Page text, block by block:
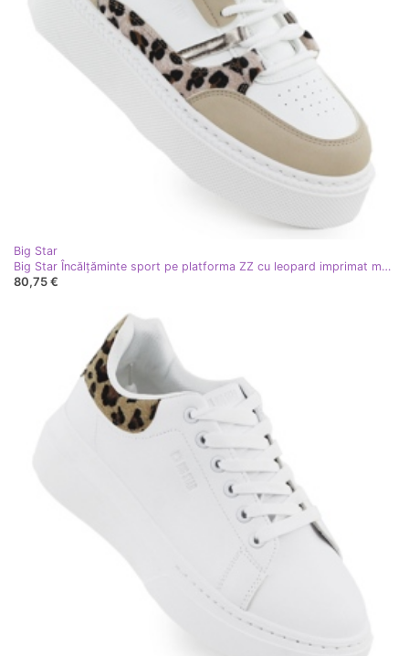
Big Star
Big Star Încălțăminte sport pe platforma ZZ cu leopard imprimat mare SS274357 alb
80,75 €